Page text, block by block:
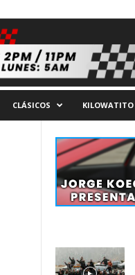
CLÁSICOS KILOWATITO